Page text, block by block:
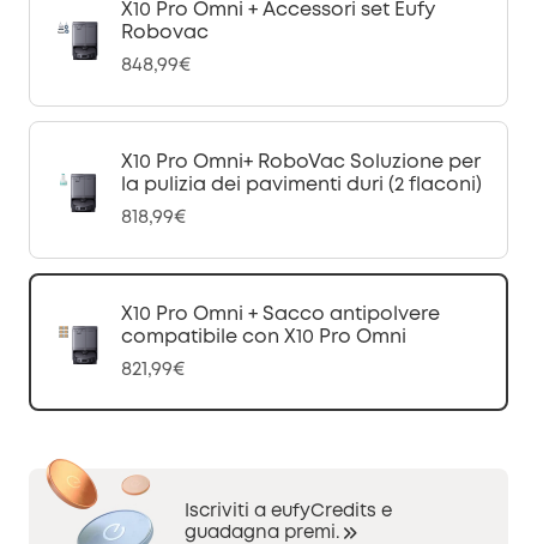
X10 Pro Omni + Accessori set Eufy
Robovac
848,99€
X10 Pro Omni+ RoboVac Soluzione per
la pulizia dei pavimenti duri (2 flaconi)
818,99€
X10 Pro Omni + Sacco antipolvere
compatibile con X10 Pro Omni
821,99€
Iscriviti a eufyCredits e
guadagna premi.